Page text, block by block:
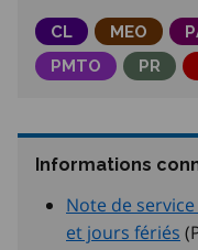
Commissions
CL Meilleurs
MEO
Partenariats du
PMTO PR
Informations
Note de
et jours fériés